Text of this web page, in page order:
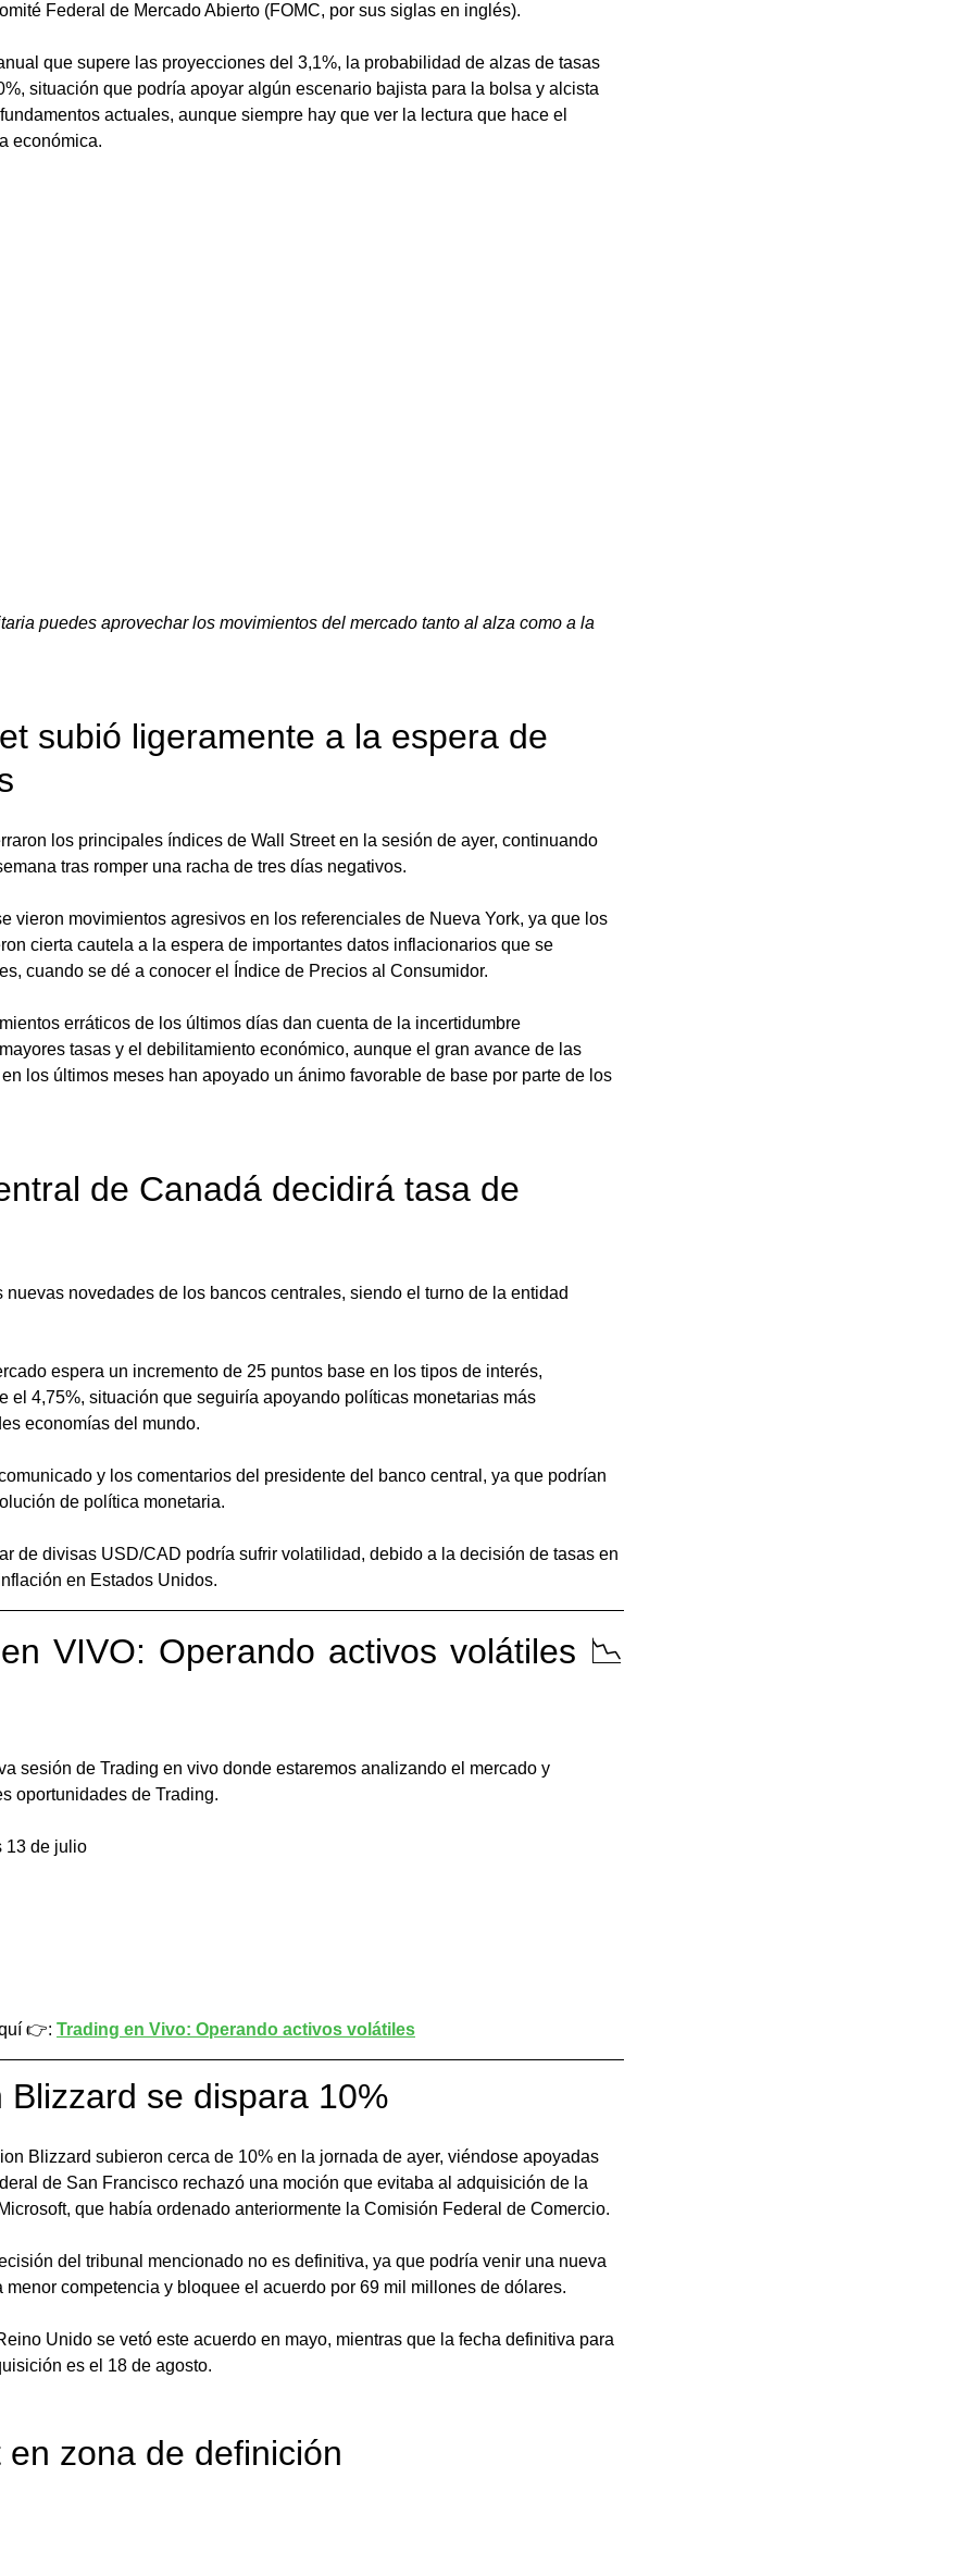
Federal de Mercado Abierto (FOMC, por sus siglas en inglés).
que supere las proyecciones del 3,1%, la probabilidad de alzas de tasas
situación que podría apoyar algún escenario bajista para la bolsa y alcista
actuales, aunque siempre hay que ver la lectura que hace el
económica.
puedes aprovechar los movimientos del mercado tanto al alza como a la
subió ligeramente a la espera de
los principales índices de Wall Street en la sesión de ayer, continuando
tras romper una racha de tres días negativos.
vieron movimientos agresivos en los referenciales de Nueva York, ya que los
cierta cautela a la espera de importantes datos inflacionarios que se
cuando se dé a conocer el Índice de Precios al Consumidor.
erráticos de los últimos días dan cuenta de la incertidumbre
tasas y el debilitamiento económico, aunque el gran avance de las
los últimos meses han apoyado un ánimo favorable de base por parte de los
de Canadá decidirá tasa de
nuevas novedades de los bancos centrales, siendo el turno de la entidad
espera un incremento de 25 puntos base en los tipos de interés,
el 4,75%, situación que seguiría apoyando políticas monetarias más
economías del mundo.
y los comentarios del presidente del banco central, ya que podrían
de política monetaria.
de divisas USD/CAD podría sufrir volatilidad, debido a la decisión de tasas en
en Estados Unidos.
VIVO: Operando activos volátiles 📉
sesión de Trading en vivo donde estaremos analizando el mercado y
oportunidades de Trading.
13 de julio
👉: Trading en Vivo: Operando activos volátiles
Blizzard se dispara 10%
Blizzard subieron cerca de 10% en la jornada de ayer, viéndose apoyadas
de San Francisco rechazó una moción que evitaba al adquisición de la
que había ordenado anteriormente la Comisión Federal de Comercio.
del tribunal mencionado no es definitiva, ya que podría venir una nueva
menor competencia y bloquee el acuerdo por 69 mil millones de dólares.
Unido se vetó este acuerdo en mayo, mientras que la fecha definitiva para
es el 18 de agosto.
zona de definición